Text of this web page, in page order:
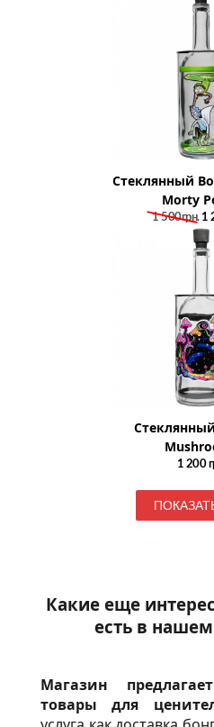
Стеклянный
Morty
1 500грн. 1
1 200
Какие еще
есть в
Магазин
товары для